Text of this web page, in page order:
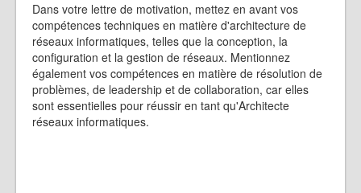
Dans votre lettre de motivation, mettez en avant vos
compétences techniques en matière d'architecture de
réseaux informatiques, telles que la conception, la
configuration et la gestion de réseaux. Mentionnez
également vos compétences en matière de résolution de
problèmes, de leadership et de collaboration, car elles
sont essentielles pour réussir en tant qu'Architecte
réseaux informatiques.